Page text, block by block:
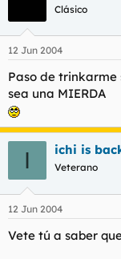
Clásico
12 Jun 2004
Paso de
sea una MIERDA
I ichi is
Veterano
12 Jun 2004
Vete tú a saber